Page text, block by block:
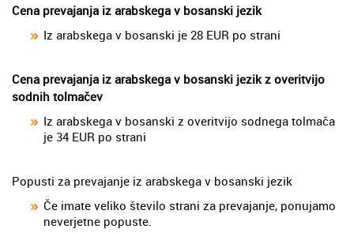
Cena prevajanja iz arabskega v bosanski jezik
Iz arabskega v bosanski je 28 EUR po strani
Cena prevajanja iz arabskega v bosanski jezik z overitvijo
sodnih tolmačev
Iz arabskega v bosanski z overitvijo sodnega tolmača
je 34 EUR po strani
Popusti za prevajanje iz arabskega v bosanski jezik
Če imate veliko število strani za prevajanje, ponujamo
neverjetne popuste.